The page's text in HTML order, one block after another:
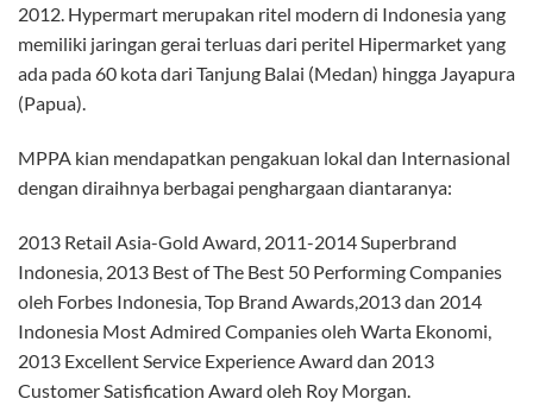
2012. Hypermart merupakan ritel modern di Indonesia yang
memiliki jaringan gerai terluas dari peritel Hipermarket yang
ada pada 60 kota dari Tanjung Balai (Medan) hingga Jayapura
(Papua).
MPPA kian mendapatkan pengakuan lokal dan Internasional
dengan diraihnya berbagai penghargaan diantaranya:
2013 Retail Asia-Gold Award, 2011-2014 Superbrand
Indonesia, 2013 Best of The Best 50 Performing Companies
oleh Forbes Indonesia, Top Brand Awards,2013 dan 2014
Indonesia Most Admired Companies oleh Warta Ekonomi,
2013 Excellent Service Experience Award dan 2013
Customer Satisfication Award oleh Roy Morgan.